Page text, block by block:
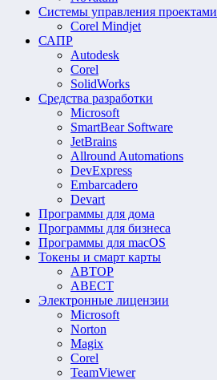
Системы управления проектами
Corel Mindjet
САПР
Autodesk
Corel
SolidWorks
Средства разработки
Microsoft
SmartBear Software
JetBrains
Allround Automations
DevExpress
Embarcadero
Devart
Программы для дома
Программы для бизнеса
Программы для macOS
Токены и смарт карты
АВТОР
АВЕСТ
Электронные лицензии
Microsoft
Norton
Magix
Corel
TeamViewer